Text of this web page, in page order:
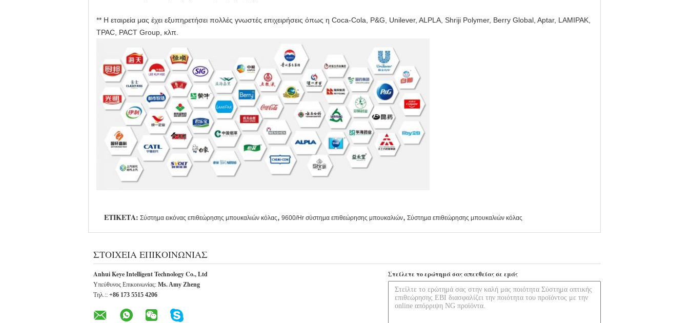
** Η εταιρεία μας έχει εξυπηρετήσει πολλές γνωστές επιχειρήσεις όπως η Coca-Cola, P&G, Unilever, ALPLA, Shriji Polymer, Berry Global, Aptar, LAMIPAK,
TPAC, PACT Group, κλπ.
ΕΤΙΚΈΤΑ: Σύστημα εικόνας επιθεώρησης μπουκαλιών κόλας, 9600/Hr σύστημα επιθεώρησης μπουκαλιών, Σύστημα επιθεώρησης μπουκαλιών κόλας
ΣΤΟΙΧΕΊΑ ΕΠΙΚΟΙΝΩΝΊΑΣ
Anhui Keye Intelligent Technology Co., Ltd
Υπεύθυνος Επικοινωνίας: Ms. Amy Zheng
Τηλ.:: +86 173 5515 4206
Στείλετε το ερώτημά σας απευθείας σε εμάς